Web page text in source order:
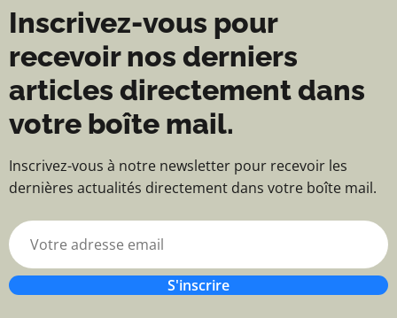
Inscrivez-vous pour
recevoir nos derniers
articles directement dans
votre boîte mail.
Inscrivez-vous à notre newsletter pour recevoir les
dernières actualités directement dans votre boîte mail.
S'inscrire